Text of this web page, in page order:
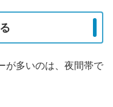
が多いのは、夜間帯で